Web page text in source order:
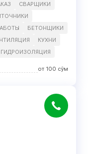
СВАРЩИКИ
БЕТОНЩИКИ
КУХНИ
ГИДРОИЗОЛЯЦИЯ
от 100 сўм